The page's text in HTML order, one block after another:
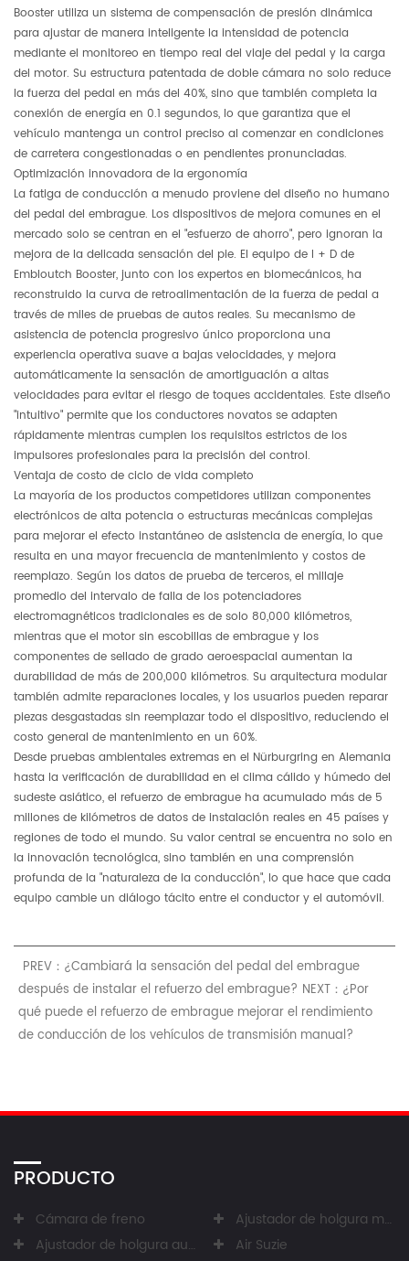
Booster utiliza un sistema de compensación de presión dinámica
para ajustar de manera inteligente la intensidad de potencia
mediante el monitoreo en tiempo real del viaje del pedal y la carga
del motor. Su estructura patentada de doble cámara no solo reduce
la fuerza del pedal en más del 40%, sino que también completa la
conexión de energía en 0.1 segundos, lo que garantiza que el
vehículo mantenga un control preciso al comenzar en condiciones
de carretera congestionadas o en pendientes pronunciadas.
Optimización innovadora de la ergonomía
La fatiga de conducción a menudo proviene del diseño no humano
del pedal del embrague. Los dispositivos de mejora comunes en el
mercado solo se centran en el "esfuerzo de ahorro", pero ignoran la
mejora de la delicada sensación del pie. El equipo de I + D de
Embloutch Booster, junto con los expertos en biomecánicos, ha
reconstruido la curva de retroalimentación de la fuerza de pedal a
través de miles de pruebas de autos reales. Su mecanismo de
asistencia de potencia progresivo único proporciona una
experiencia operativa suave a bajas velocidades, y mejora
automáticamente la sensación de amortiguación a altas
velocidades para evitar el riesgo de toques accidentales. Este diseño
"intuitivo" permite que los conductores novatos se adapten
rápidamente mientras cumplen los requisitos estrictos de los
impulsores profesionales para la precisión del control.
Ventaja de costo de ciclo de vida completo
La mayoría de los productos competidores utilizan componentes
electrónicos de alta potencia o estructuras mecánicas complejas
para mejorar el efecto instantáneo de asistencia de energía, lo que
resulta en una mayor frecuencia de mantenimiento y costos de
reemplazo. Según los datos de prueba de terceros, el millaje
promedio del intervalo de falla de los potenciadores
electromagnéticos tradicionales es de solo 80,000 kilómetros,
mientras que el motor sin escobillas de embrague y los
componentes de sellado de grado aeroespacial aumentan la
durabilidad de más de 200,000 kilómetros. Su arquitectura modular
también admite reparaciones locales, y los usuarios pueden reparar
piezas desgastadas sin reemplazar todo el dispositivo, reduciendo el
costo general de mantenimiento en un 60%.
Desde pruebas ambientales extremas en el Nürburgring en Alemania
hasta la verificación de durabilidad en el clima cálido y húmedo del
sudeste asiático, el refuerzo de embrague ha acumulado más de 5
millones de kilómetros de datos de instalación reales en 45 países y
regiones de todo el mundo. Su valor central se encuentra no solo en
la innovación tecnológica, sino también en una comprensión
profunda de la "naturaleza de la conducción", lo que hace que cada
equipo cambie un diálogo tácito entre el conductor y el automóvil.
PREV：¿Cambiará la sensación del pedal del embrague
después de instalar el refuerzo del embrague? NEXT：¿Por
qué puede el refuerzo de embrague mejorar el rendimiento
de conducción de los vehículos de transmisión manual?
PRODUCTO
Cámara de freno
Ajustador de holgura manual
Ajustador de holgura automático
Air Suzie